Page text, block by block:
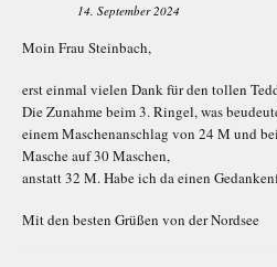
14. September 2024
Moin Frau Steinbach,
erst einmal vielen Dank für den tollen
Die Zunahme beim 3. Ringel, was
einem Maschenanschlag von 24 M und
Masche auf 30 Maschen,
anstatt 32 M. Habe ich da einen
Mit den besten Grüßen von der Nordsee